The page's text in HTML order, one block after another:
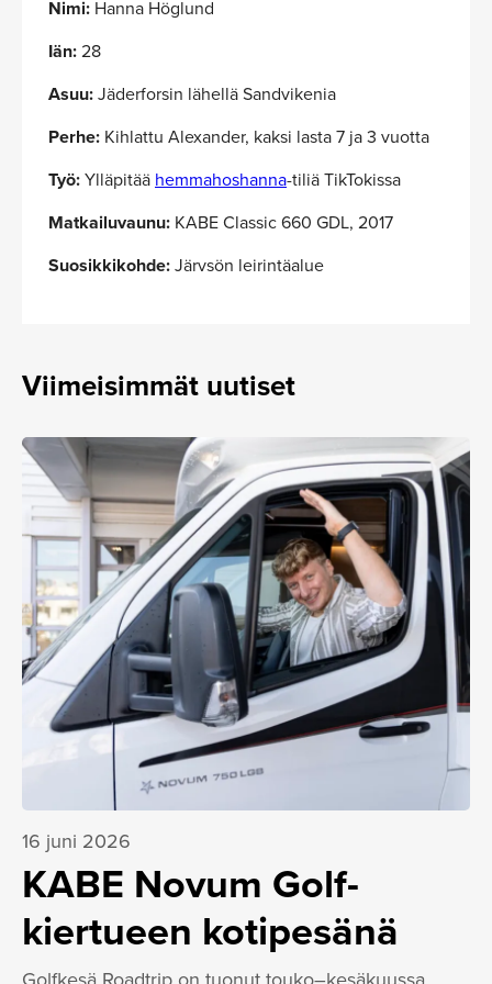
Nimi: Hanna Höglund
Iän:28
Asuu:Jäderforsin lähellä Sandvikenia
Perhe: Kihlattu Alexander, kaksi lasta 7 ja 3 vuotta
Työ:Ylläpitää hemmahoshanna-tiliä TikTokissa
Matkailuvaunu: KABE Classic 660 GDL, 2017
Suosikkikohde:Järvsön leirintäalue
Viimeisimmät uutiset
16 juni 2026
KABE Novum Golf-
kiertueen kotipesänä